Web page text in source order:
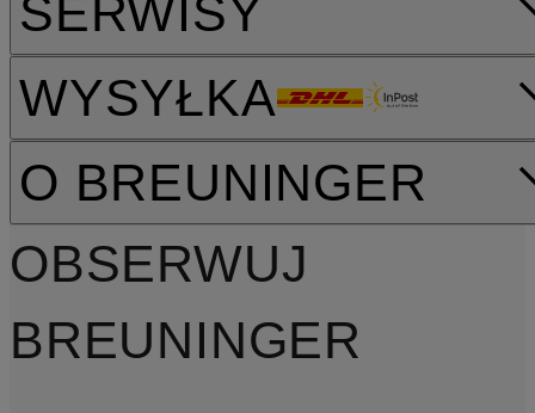
SERWISY
WYSYŁKA
O BREUNINGER
OBSERWUJ
BREUNINGER